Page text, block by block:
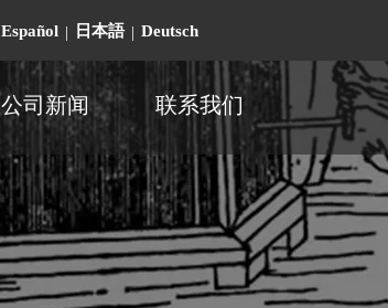
Español | 日本語 | Deutsch
公司新闻 联系我们